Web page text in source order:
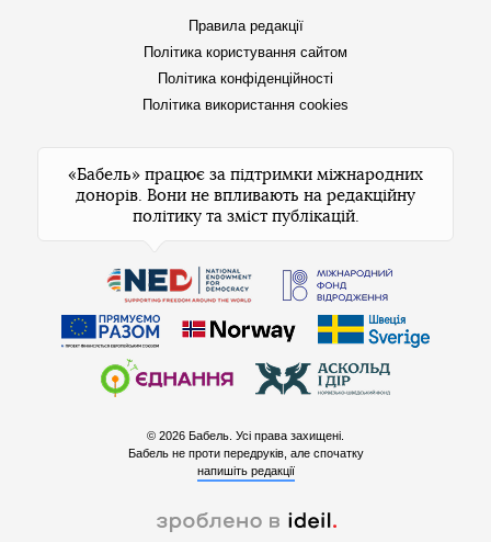
Правила редакції
Політика користування сайтом
Політика конфіденційності
Політика використання cookies
«Бабель» працює за підтримки міжнародних
донорів. Вони не впливають на редакційну
політику та зміст публікацій.
© 2026 Бабель. Усі права захищені.
Бабель не проти передруків, але спочатку
напишіть редакції